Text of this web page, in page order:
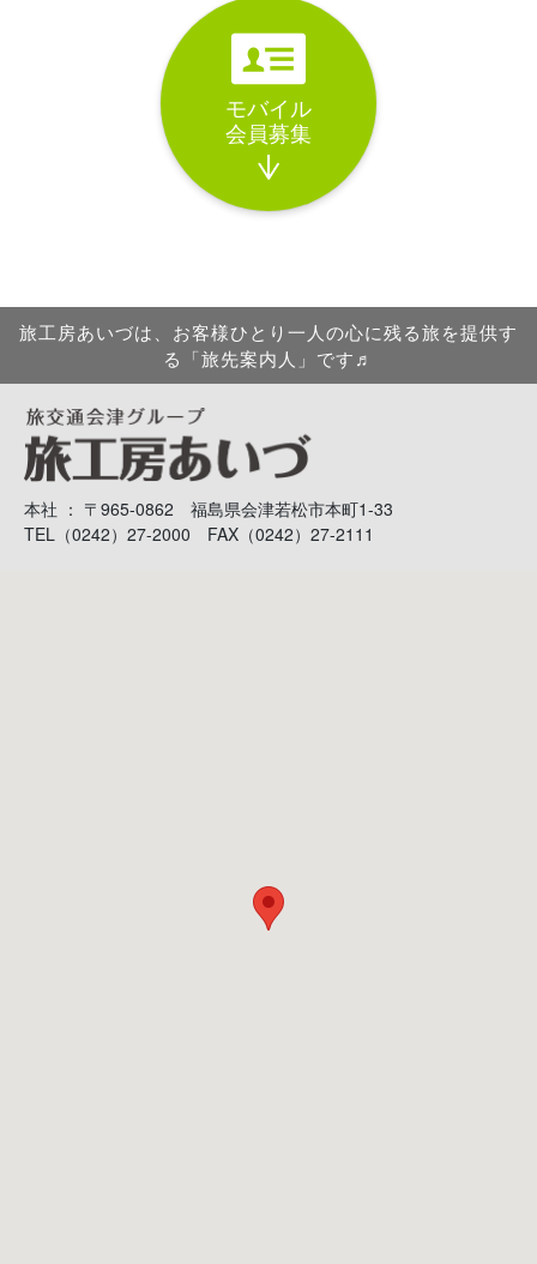
モバイル
会員募集
旅工房あいづは、お客様ひとり一人の心に残る旅を提供す
る「旅先案内人」です♬
本社 ： 〒965-0862 福島県会津若松市本町1-33
TEL（0242）27-2000 FAX（0242）27-2111